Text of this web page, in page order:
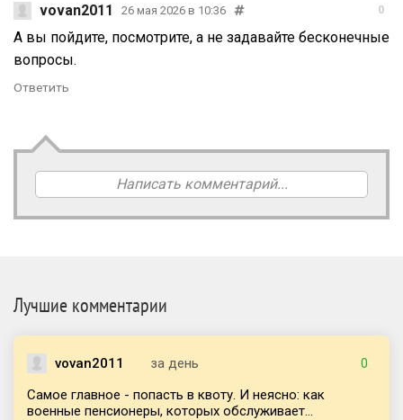
vovan2011 26 мая 2026 в 10:36 0
А вы пойдите, посмотрите, а не задавайте бесконечные
вопросы.
Ответить
Написать комментарий...
Лучшие комментарии
vovan2011 за день
0
Самое главное - попасть в квоту. И неясно: как
военные пенсионеры, которых обслуживает...